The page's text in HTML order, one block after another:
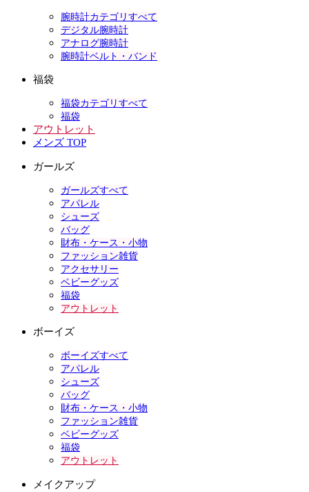
腕時計カテゴリすべて
デジタル腕時計
アナログ腕時計
腕時計ベルト・バンド
福袋
福袋カテゴリすべて
福袋
アウトレット
メンズ TOP
ガールズ
ガールズすべて
アパレル
シューズ
バッグ
財布・ケース・小物
ファッション雑貨
アクセサリー
ベビーグッズ
福袋
アウトレット
ボーイズ
ボーイズすべて
アパレル
シューズ
バッグ
財布・ケース・小物
ファッション雑貨
ベビーグッズ
福袋
アウトレット
メイクアップ